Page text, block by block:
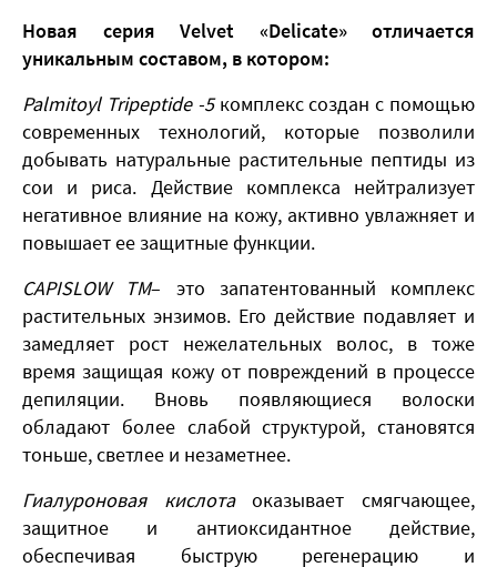
Новая серия Velvet «Delicate» отличается
уникальным составом, в котором:
Palmitoyl Tripeptide -5комплекс создан с помощью
современных технологий, которые позволили
добывать натуральные растительные пептиды из
сои и риса. Действие комплекса нейтрализует
негативное влияние на кожу, активно увлажняет и
повышает ее защитные функции.
CAPISLOW TM– это запатентованный комплекс
растительных энзимов. Его действие подавляет и
замедляет рост нежелательных волос, в тоже
время защищая кожу от повреждений в процессе
депиляции. Вновь появляющиеся волоски
обладают более слабой структурой, становятся
тоньше, светлее и незаметнее.
Гиалуроновая кислотаоказывает смягчающее,
защитное и антиоксидантное действие,
обеспечивая быструю регенерацию и